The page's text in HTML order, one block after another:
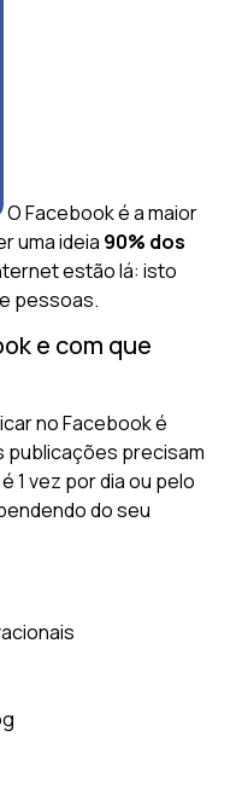
O Facebook é a maior
uma ideia 90% dos
estão lá: isto
pessoas.
e com que
no Facebook é
publicações precisam
1 vez por dia ou pelo
do seu